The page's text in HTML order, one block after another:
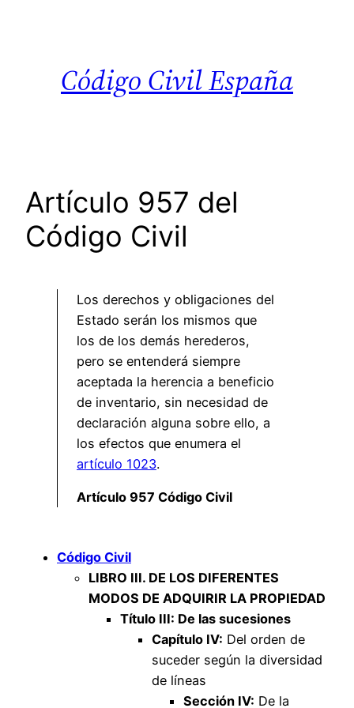
Código Civil España
Artículo 957 del
Código Civil
Los derechos y obligaciones del
Estado serán los mismos que
los de los demás herederos,
pero se entenderá siempre
aceptada la herencia a beneficio
de inventario, sin necesidad de
declaración alguna sobre ello, a
los efectos que enumera el
artículo 1023.
Artículo 957 Código Civil
Código Civil
LIBRO III. DE LOS DIFERENTES
MODOS DE ADQUIRIR LA PROPIEDAD
Título III: De las sucesiones
Capítulo IV: Del orden de
suceder según la diversidad
de líneas
Sección IV: De la